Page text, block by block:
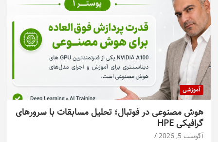
آموزشی
هوش مصنوعی در فوتبال؛ تحلیل مسابقات با سرورهای
گرافیکی HPE
آگوست 5, 2026